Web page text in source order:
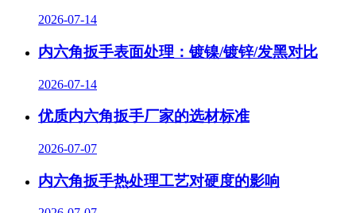
2026-07-14
内六角扳手表面处理：镀镍/镀锌/发黑对比
2026-07-14
优质内六角扳手厂家的选材标准
2026-07-07
内六角扳手热处理工艺对硬度的影响